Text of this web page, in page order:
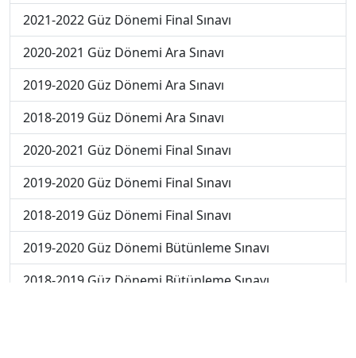
2021-2022 Güz Dönemi Final Sınavı
2020-2021 Güz Dönemi Ara Sınavı
2019-2020 Güz Dönemi Ara Sınavı
2018-2019 Güz Dönemi Ara Sınavı
2020-2021 Güz Dönemi Final Sınavı
2019-2020 Güz Dönemi Final Sınavı
2018-2019 Güz Dönemi Final Sınavı
2019-2020 Güz Dönemi Bütünleme Sınavı
2018-2019 Güz Dönemi Bütünleme Sınavı